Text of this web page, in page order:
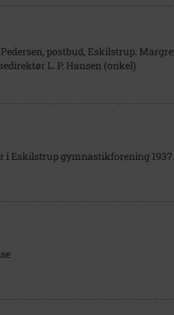
postbud, Eskilstrup.
L. P. Hansen (onkel)
i Eskilstrup gymnastikforening 1937